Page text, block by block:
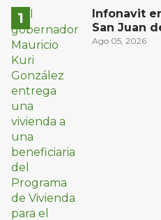
Infonavit
San Juan
bajos
Ago 05, 2026